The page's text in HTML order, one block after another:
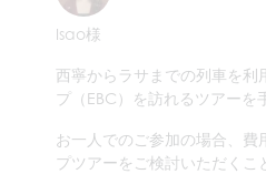
Isao様
西寧からラサまでの列車を利
プ（EBC）を訪れるツアーを
お一人でのご参加の場合、費
プツアーをご検討いただくこ